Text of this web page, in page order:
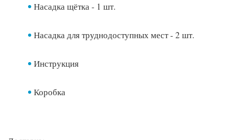
Насадка щётка - 1 шт.
Насадка для труднодоступных мест - 2 шт.
Инструкция
Коробка